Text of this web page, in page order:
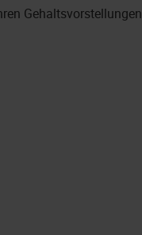
Gehaltsvorstellungen